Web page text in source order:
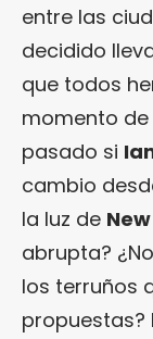
entre las
decidido
que todos
momento de
pasado si
cambio
la luz de
abrupta?
los terruños
propuestas?